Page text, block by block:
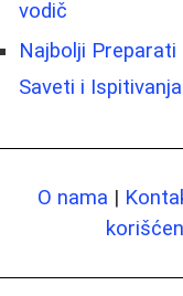
vodič
Najbolji
Saveti i Ispitivanja
O nama |